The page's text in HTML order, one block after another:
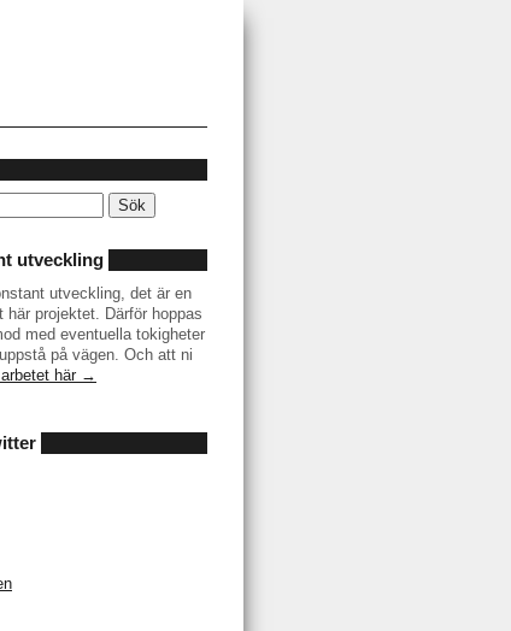
utveckling
utveckling, det är en
här projektet. Därför hoppas
med eventuella tokigheter
på vägen. Och att ni
här →